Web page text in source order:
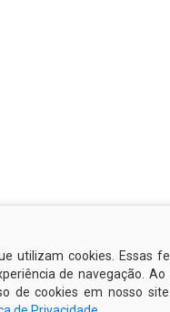
utilizam cookies. Essas
de navegação. Ao
de cookies em nosso